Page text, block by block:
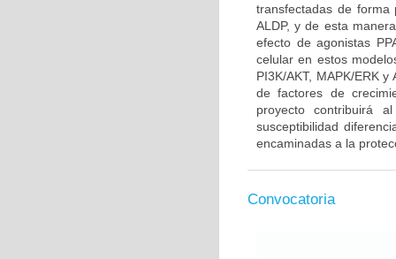
transfectadas de forma
ALDP, y de esta
efecto de agonistas
celular en estos
PI3K/AKT, MAPK/ERK
de factores de
proyecto contribuirá
susceptibilidad
encaminadas a la
Convocatoria